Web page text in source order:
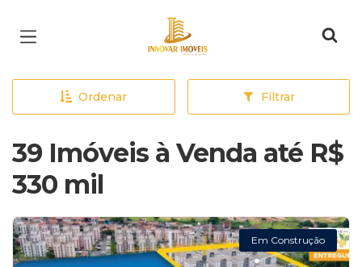
Página inicial
Ordenar Filtrar
39 Imóveis à Venda até R$
330 mil
Em Construção